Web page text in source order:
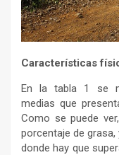
Características
En la tabla 1 se
medias que
Como se puede
porcentaje de
donde hay que